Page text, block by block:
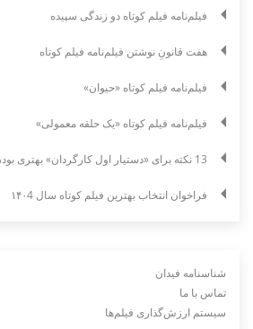
فیلم‌نامه فیلم کوتاه دو زندگی سپیده
هفت قانونِ نوشتن فیلم‌نامه فیلم کوتاه
فیلم‌نامه فیلم کوتاه «حیوان»
فیلم‌نامه فیلم کوتاه «یک حلقه معمولی»
13 نکته برای «دستیار اول کارگردان» بهتری بودن
فراخوان انتخاب بهترین فیلم کوتاه سال ۱۴۰4
شناسنامه فیدان
تماس با ما
سیستم ارزش‌گذاری فیلم‌ها